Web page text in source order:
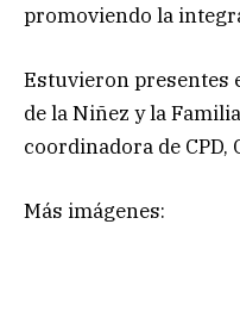
promoviendo la
Estuvieron presentes
de la Niñez y la
coordinadora de CPD,
Más imágenes: